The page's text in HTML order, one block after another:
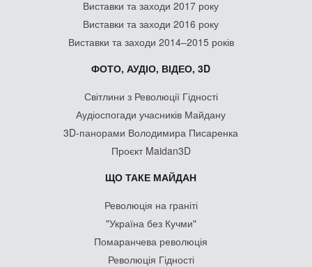
Виставки та заходи 2017 року
Виставки та заходи 2016 року
Виставки та заходи 2014–2015 років
ФОТО, АУДІО, ВІДЕО, 3D
Світлини з Революції Гідності
Аудіоспогади учасників Майдану
3D-панорами Володимира Писаренка
Проєкт Maidan3D
ЩО ТАКЕ МАЙДАН
Революція на граніті
"Україна без Кучми"
Помаранчева революція
Революція Гідності